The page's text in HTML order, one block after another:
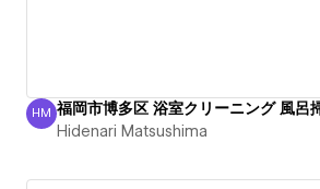
Hidenari Matsushima
HM
Hidenari Matsushima